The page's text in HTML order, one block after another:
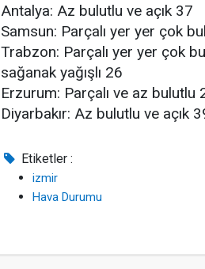
Antalya: Az bulutlu ve açık 37
Samsun: Parçalı yer yer çok
Trabzon: Parçalı yer yer çok
sağanak yağışlı 26
Erzurum: Parçalı ve az bulutlu
Diyarbakır: Az bulutlu ve açık
Etiketler :
izmir
Hava Durumu